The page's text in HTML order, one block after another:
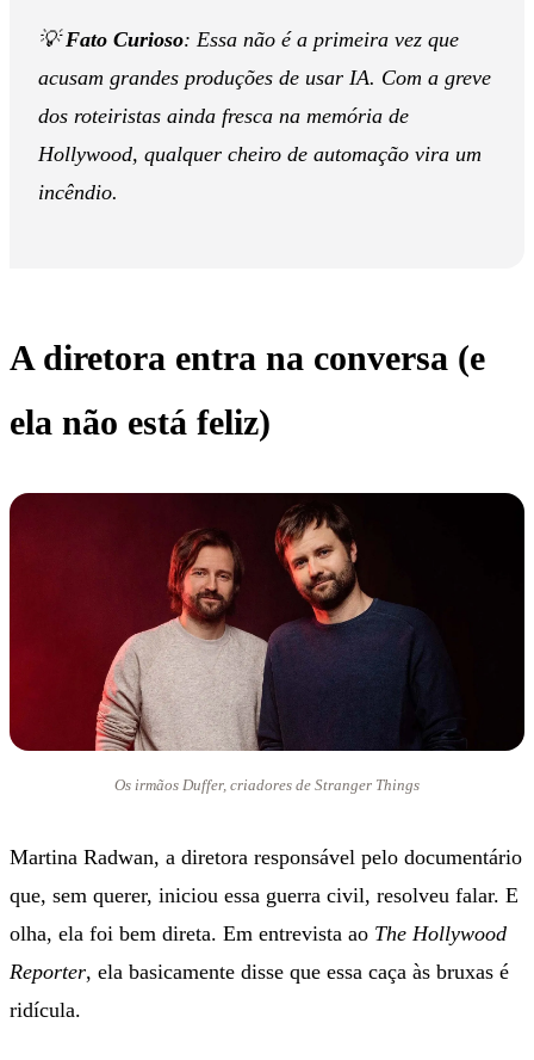
💡Fato Curioso: Essa não é a primeira vez que
acusam grandes produções de usar IA. Com a greve
dos roteiristas ainda fresca na memória de
Hollywood, qualquer cheiro de automação vira um
incêndio.
A diretora entra na conversa (e
ela não está feliz)
Os irmãos Duffer, criadores de Stranger Things
Martina Radwan, a diretora responsável pelo documentário
que, sem querer, iniciou essa guerra civil, resolveu falar. E
olha, ela foi bem direta. Em entrevista ao The Hollywood
Reporter, ela basicamente disse que essa caça às bruxas é
ridícula.